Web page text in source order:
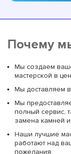
Почему
Мы создаем
мастерской в
Мы доставляем
Мы
полный сервис,
замена камней
Наши лучшие
работают над
пожелания.